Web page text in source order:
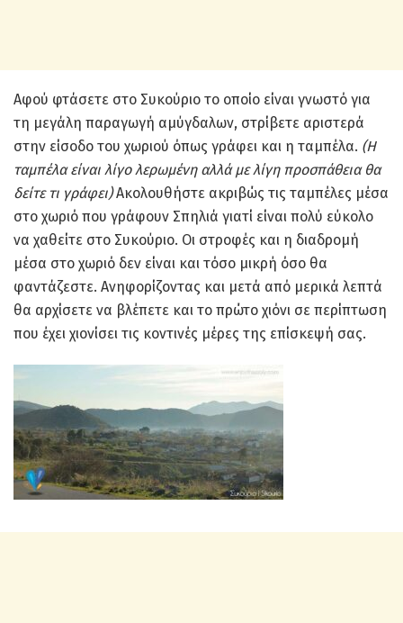
Αφού φτάσετε στο Συκούριο το οποίο είναι γνωστό για
τη μεγάλη παραγωγή αμύγδαλων, στρίβετε αριστερά
στην είσοδο του χωριού όπως γράφει και η ταμπέλα. (Η
ταμπέλα είναι λίγο λερωμένη αλλά με λίγη προσπάθεια θα
δείτε τι γράφει)Ακολουθήστε ακριβώς τις ταμπέλες μέσα
στο χωριό που γράφουν Σπηλιά γιατί είναι πολύ εύκολο
να χαθείτε στο Συκούριο. Οι στροφές και η διαδρομή
μέσα στο χωριό δεν είναι και τόσο μικρή όσο θα
φαντάζεστε. Ανηφορίζοντας και μετά από μερικά λεπτά
θα αρχίσετε να βλέπετε και το πρώτο χιόνι σε περίπτωση
που έχει χιονίσει τις κοντινές μέρες της επίσκεψή σας.